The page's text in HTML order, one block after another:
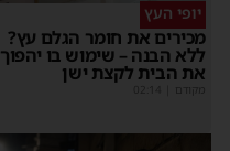
יופי העץ
מכירים את חומר הגלם עץ?
ללא הבנה – שימוש בו יהפוך
את הבית לקצת ישן
מקודם